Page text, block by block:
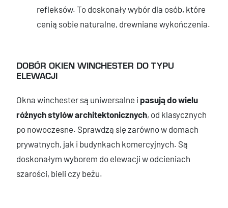
refleksów. To doskonały wybór dla osób, które
cenią sobie naturalne, drewniane wykończenia.
DOBÓR OKIEN WINCHESTER DO TYPU
ELEWACJI
Okna winchester są uniwersalne i pasują do wielu
różnych stylów architektonicznych, od klasycznych
po nowoczesne. Sprawdzą się zarówno w domach
prywatnych, jak i budynkach komercyjnych. Są
doskonałym wyborem do elewacji w odcieniach
szarości, bieli czy beżu.